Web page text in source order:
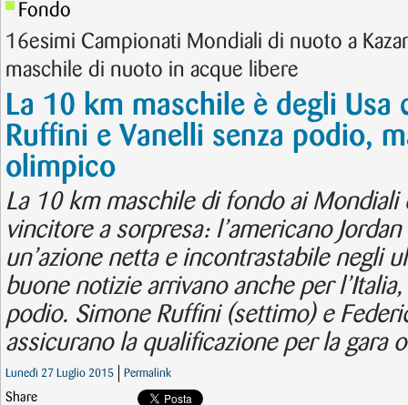
Fondo
16esimi Campionati Mondiali di nuoto a
maschile di nuoto in acque libere
La 10 km maschile è degli
Ruffini e Vanelli senza podio,
olimpico
La 10 km maschile di fondo ai Mondiali
vincitore a sorpresa: l’americano
un’azione netta e incontrastabile negli
buone notizie arrivano anche per
podio. Simone Ruffini (settimo) e
assicurano la qualificazione per la gara
Lunedì 27 Luglio 2015 Permalink
Share